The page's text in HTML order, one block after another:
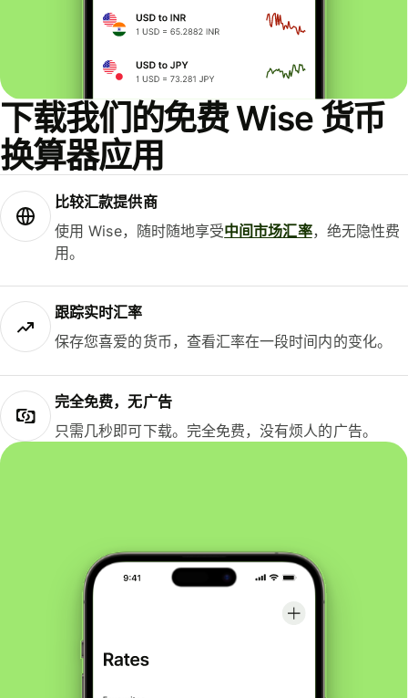
下载我们的免费 Wise 货币
换算器应用
比较汇款提供商
使用 Wise，随时随地享受中间市场汇率，绝无隐性费
用。
跟踪实时汇率
保存您喜爱的货币，查看汇率在一段时间内的变化。
完全免费，无广告
只需几秒即可下载。完全免费，没有烦人的广告。